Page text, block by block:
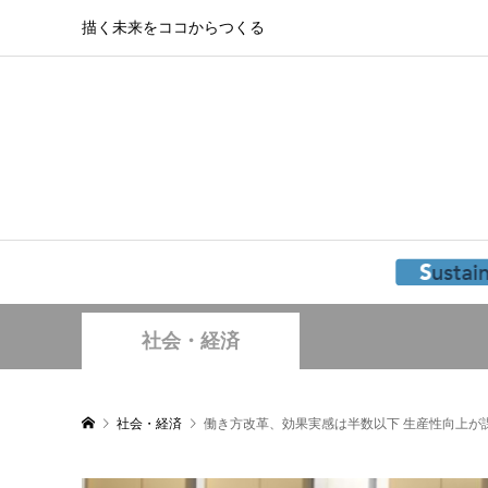
描く未来をココからつくる
社会・経済
社会・経済 働き方改革、効果実感は半数以下 生産性向上が